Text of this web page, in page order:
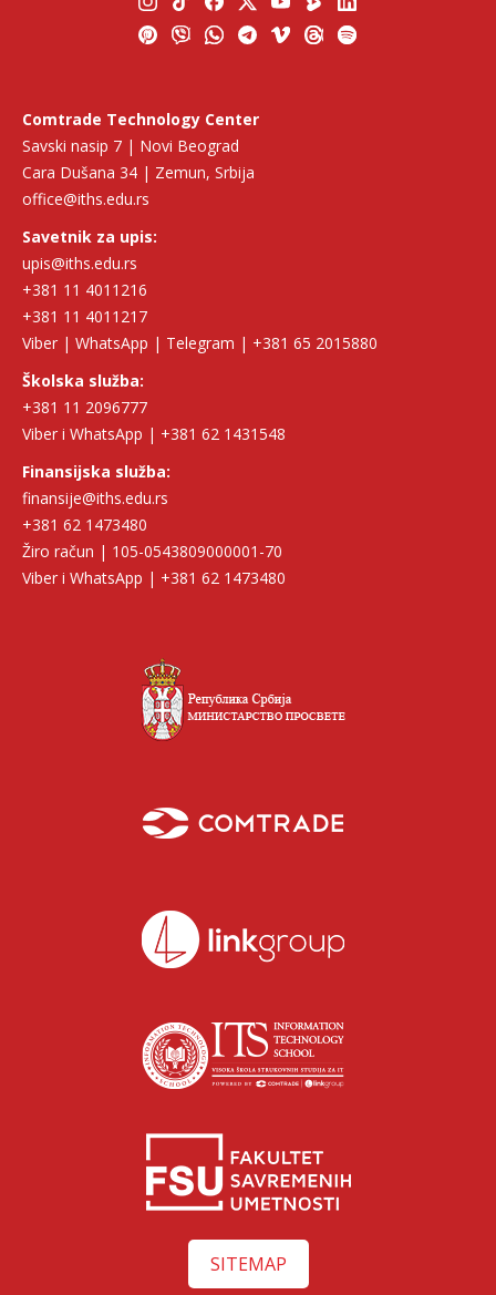
Comtrade Technology Center
Savski nasip 7 | Novi Beograd
Cara Dušana 34 | Zemun, Srbija
office@iths.edu.rs
Savetnik za upis:
upis@iths.edu.rs
+381 11 4011216
+381 11 4011217
Viber | WhatsApp | Telegram | +381 65 2015880
Školska služba:
+381 11 2096777
Viber i WhatsApp | +381 62 1431548
Finansijska služba:
finansije@iths.edu.rs
+381 62 1473480
Žiro račun | 105-0543809000001-70
Viber i WhatsApp | +381 62 1473480
SITEMAP